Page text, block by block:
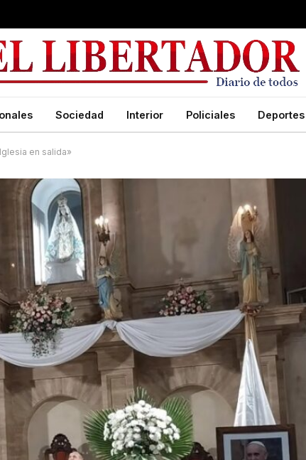
Sociedad Interior Policiales Deportes
en salida»